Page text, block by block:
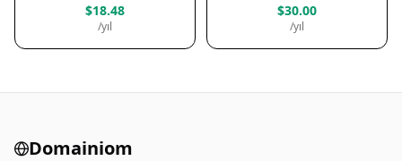
$18.48
/yıl
$30.00
/yıl
Domainiom